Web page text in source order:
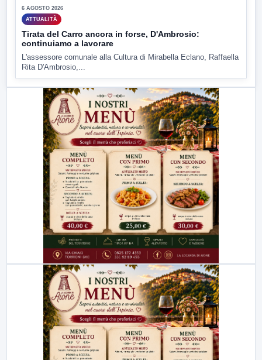
6 AGOSTO 2026
ATTUALITÀ
Tirata del Carro ancora in forse, D'Ambrosio:
continuiamo a lavorare
L'assessore comunale alla Cultura di Mirabella Eclano, Raffaella
Rita D'Ambrosio,...